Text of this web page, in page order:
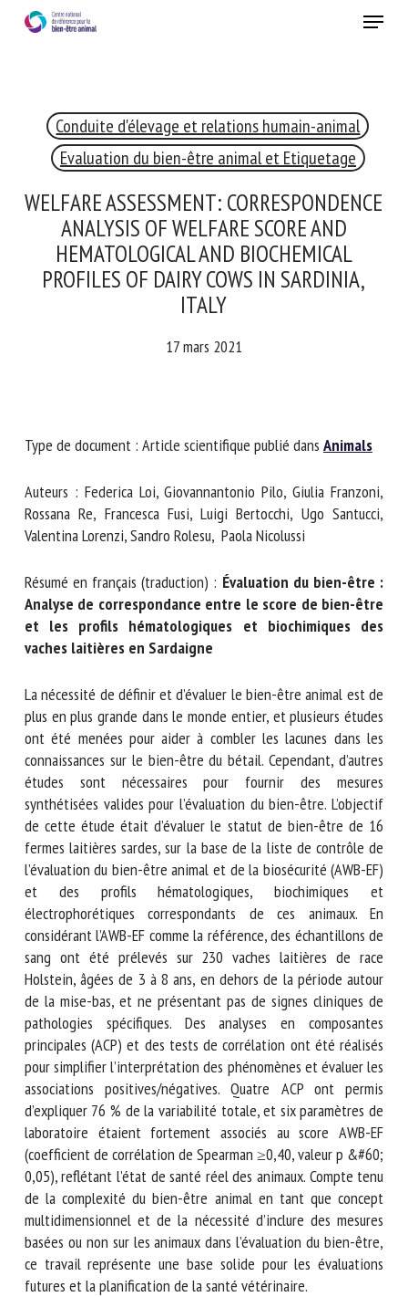
Menu
Conduite d'élevage et relations humain-animal
Evaluation du bien-être animal et Etiquetage
WELFARE ASSESSMENT:
CORRESPONDENCE ANALYSIS OF
WELFARE SCORE AND HEMATOLOGICAL
AND BIOCHEMICAL PROFILES OF DAIRY
COWS IN SARDINIA, ITALY
17 mars 2021
Type de document : Article scientifique publié dans
Auteurs : Federica Loi, Giovannantonio Pilo, Giulia Franzoni,
Rossana Re, Francesca Fusi, Luigi Bertocchi, Ugo Santucci,
Résumé en français (traduction) :Évaluation du bien-être
: Analyse de correspondance entre le score de bien-
être et les profils hématologiques et biochimiques
La nécessité de définir et d’évaluer le bien-être animal est
de plus en plus grande dans le monde entier, et plusieurs
études ont été menées pour aider à combler les lacunes
dans les connaissances sur le bien-être du bétail.
Cependant, d’autres études sont nécessaires pour fournir
des mesures synthétisées valides pour l’évaluation du bien-
être. L’objectif de cette étude était d’évaluer le statut de
bien-être de 16 fermes laitières sardes, sur la base de la
liste de contrôle de l’évaluation du bien-être animal et de
la biosécurité (AWB-EF) et des profils hématologiques,
biochimiques et électrophorétiques correspondants de ces
animaux. En considérant l’AWB-EF comme la référence, des
échantillons de sang ont été prélevés sur 230 vaches
laitières de race Holstein, âgées de 3 à 8 ans, en dehors de
la période autour de la mise-bas, et ne présentant pas de
signes cliniques de pathologies spécifiques. Des analyses en
composantes principales (ACP) et des tests de corrélation
ont été réalisés pour simplifier l’interprétation des
phénomènes et évaluer les associations
positives/négatives. Quatre ACP ont permis d’expliquer 76
% de la variabilité totale, et six paramètres de laboratoire
étaient fortement associés au score AWB-EF (coefficient de
corrélation de Spearman ≥0,40, valeur p &#60; 0,05),
reflétant l’état de santé réel des animaux. Compte tenu de
la complexité du bien-être animal en tant que concept
multidimensionnel et de la nécessité d’inclure des mesures
basées ou non sur les animaux dans l’évaluation du bien-
RECEVEZ CHAQUE MOIS GRATUITEMENT
LES DERNIÈRES ACTUALITÉS SUR LE BIEN-ÊTRE
ANIMAL
Select language
Veuillez remplir le formulaire ci-dessous pour vous inscrire à
Prénom *
E-mail *
En soumettant ce formulaire, j'accepte que les
informations saisies soient utilisées dans le cadre de la
relation avec le CNR BEA. *
Les champs suivis de * sont obligatoires